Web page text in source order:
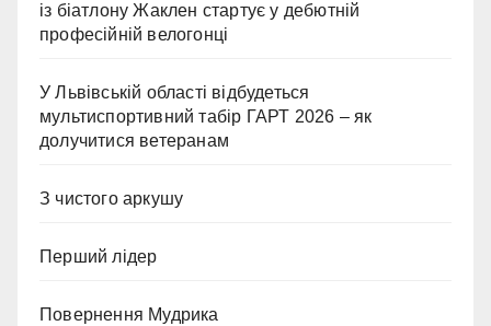
із біатлону Жаклен стартує у дебютній
професійній велогонці
У Львівській області відбудеться
мультиспортивний табір ГАРТ 2026 – як
долучитися ветеранам
З чистого аркушу
Перший лідер
Повернення Мудрика